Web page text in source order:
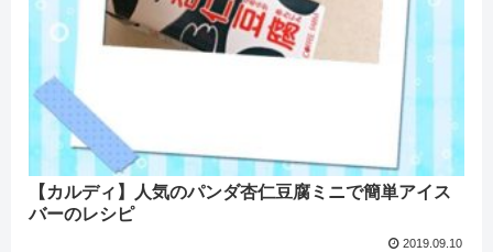
【カルディ】人気のパンダ杏仁豆腐ミニで簡単アイス
バーのレシピ
2019.09.10